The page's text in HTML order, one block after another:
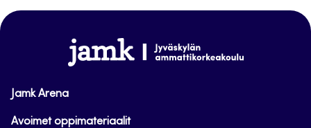
www.jamk.fi
Jamk Arena
Avoimet oppimateriaalit